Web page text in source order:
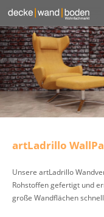
artLadrillo
Unsere artLadrillo
Rohstoffen gefertigt und
große Wandflächen